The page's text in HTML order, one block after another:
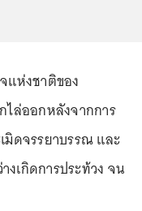
แห่งชาติของ
ไล่ออกหลังจากการ
มิดจรรยาบรรณ และ
เกิดการประท้วง จน